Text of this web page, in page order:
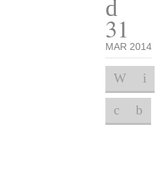
31
MAR 2014